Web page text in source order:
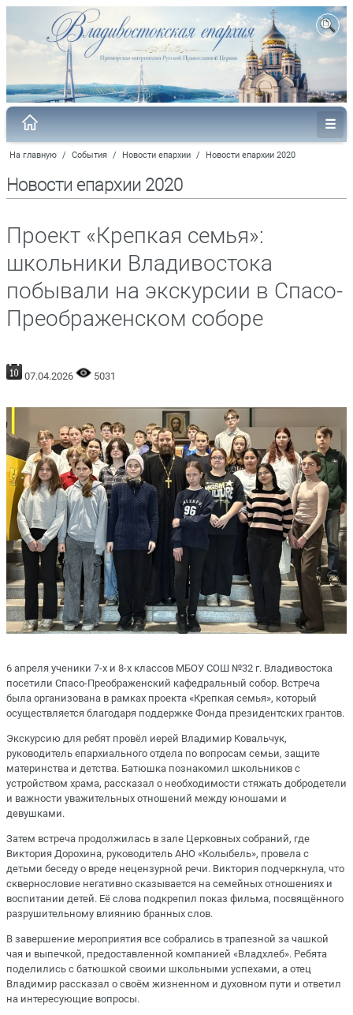
На главную / События / Новости епархии / Новости епархии 2020
Новости епархии 2020
Проект «Крепкая семья»:
школьники Владивостока
побывали на экскурсии в Спасо-
Преображенском соборе
07.04.2026 5031
6 апреля ученики 7-х и 8-х классов МБОУ СОШ №32 г. Владивостока
посетили Спасо-Преображенский кафедральный собор. Встреча
была организована в рамках проекта «Крепкая семья», который
осуществляется благодаря поддержке Фонда президентских грантов.
Экскурсию для ребят провёл иерей Владимир Ковальчук,
руководитель епархиального отдела по вопросам семьи, защите
материнства и детства. Батюшка познакомил школьников с
устройством храма, рассказал о необходимости стяжать добродетели
и важности уважительных отношений между юношами и
девушками.
Затем встреча продолжилась в зале Церковных собраний, где
Виктория Дорохина, руководитель АНО «Колыбель», провела с
детьми беседу о вреде нецензурной речи. Виктория подчеркнула, что
сквернословие негативно сказывается на семейных отношениях и
воспитании детей. Её слова подкрепил показ фильма, посвящённого
разрушительному влиянию бранных слов.
В завершение мероприятия все собрались в трапезной за чашкой
чая и выпечкой, предоставленной компанией «Владхлеб». Ребята
поделились с батюшкой своими школьными успехами, а отец
Владимир рассказал о своём жизненном и духовном пути и ответил
на интересующие вопросы.